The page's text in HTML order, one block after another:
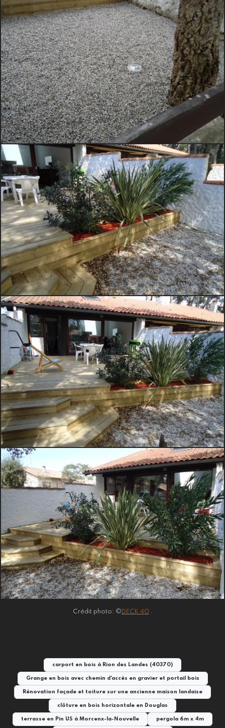
Crédit photo: © DECK 40 .
carport en bois à Rion des Landes (40370)
Grange en bois avec chemin d'accès en gravier et portail bois
Rénovation façade et toiture sur une ancienne maison landaise
clôture en bois horizontale en Douglas
terrasse en Pin US à Morcenx-la-Nouvelle pergola 6m x 4m